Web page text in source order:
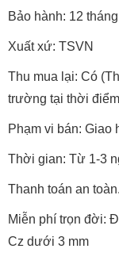
Bảo hành: 12 tháng
Xuất xứ: TSVN
Thu mua lại: Có
trường tại thời
Phạm vi bán: Giao
Thời gian: Từ 1-3
Thanh toán an toàn.
Miễn phí trọn đời:
Cz dưới 3 mm